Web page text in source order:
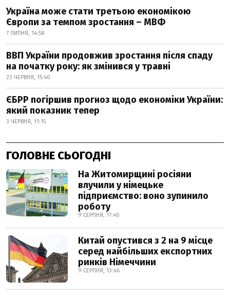
Україна може стати третьою економікою
Європи за темпом зростання – МВФ
7 ЛИПНЯ, 14:58
ВВП України продовжив зростання після спаду
на початку року: як змінився у травні
23 ЧЕРВНЯ, 15:40
ЄБРР погіршив прогноз щодо економіки України:
який показник тепер
3 ЧЕРВНЯ, 11:15
ГОЛОВНЕ СЬОГОДНІ
На Житомирщині росіяни
влучили у німецьке
підприємство: воно зупинило
роботу
9 СЕРПНЯ, 17:40
Китай опустився з 2 на 9 місце
серед найбільших експортних
ринків Німеччини
9 СЕРПНЯ, 13:46